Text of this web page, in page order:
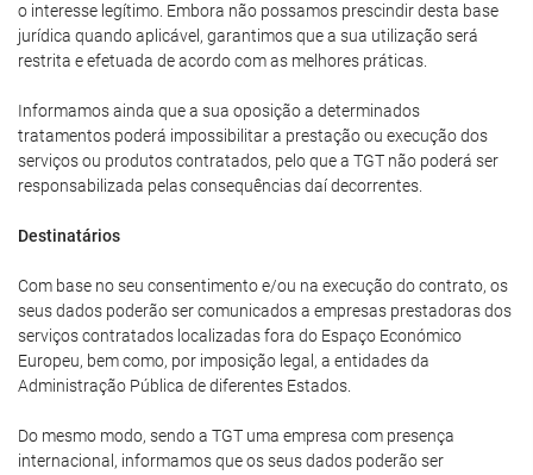
o interesse legítimo. Embora não possamos prescindir desta base
jurídica quando aplicável, garantimos que a sua utilização será
restrita e efetuada de acordo com as melhores práticas.
Informamos ainda que a sua oposição a determinados
tratamentos poderá impossibilitar a prestação ou execução dos
serviços ou produtos contratados, pelo que a TGT não poderá ser
responsabilizada pelas consequências daí decorrentes.
Destinatários
Com base no seu consentimento e/ou na execução do contrato, os
seus dados poderão ser comunicados a empresas prestadoras dos
serviços contratados localizadas fora do Espaço Económico
Europeu, bem como, por imposição legal, a entidades da
Administração Pública de diferentes Estados.
Do mesmo modo, sendo a TGT uma empresa com presença
internacional, informamos que os seus dados poderão ser